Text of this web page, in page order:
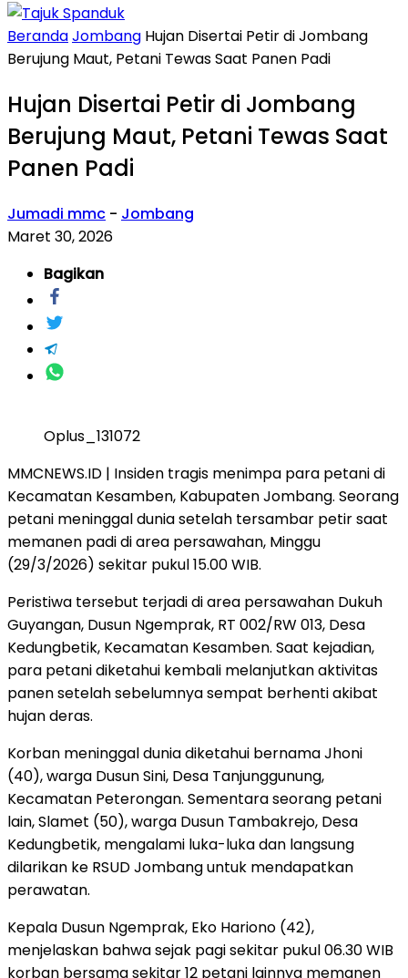
BerandaJombang Hujan Disertai Petir di Jombang
Berujung Maut, Petani Tewas Saat Panen Padi
Hujan Disertai Petir di Jombang
Berujung Maut, Petani Tewas Saat
Panen Padi
Jumadi mmc - Jombang
Maret 30, 2026
Bagikan
Oplus_131072
MMCNEWS.ID | Insiden tragis menimpa para petani di
Kecamatan Kesamben, Kabupaten Jombang. Seorang
petani meninggal dunia setelah tersambar petir saat
memanen padi di area persawahan, Minggu
(29/3/2026) sekitar pukul 15.00 WIB.
Peristiwa tersebut terjadi di area persawahan Dukuh
Guyangan, Dusun Ngemprak, RT 002/RW 013, Desa
Kedungbetik, Kecamatan Kesamben. Saat kejadian,
para petani diketahui kembali melanjutkan aktivitas
panen setelah sebelumnya sempat berhenti akibat
hujan deras.
Korban meninggal dunia diketahui bernama Jhoni
(40), warga Dusun Sini, Desa Tanjunggunung,
Kecamatan Peterongan. Sementara seorang petani
lain, Slamet (50), warga Dusun Tambakrejo, Desa
Kedungbetik, mengalami luka-luka dan langsung
dilarikan ke RSUD Jombang untuk mendapatkan
perawatan.
Kepala Dusun Ngemprak, Eko Hariono (42),
menjelaskan bahwa sejak pagi sekitar pukul 06.30 WIB
korban bersama sekitar 12 petani lainnya memanen